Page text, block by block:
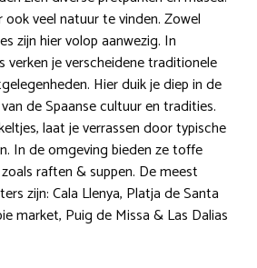
veel natuur te vinden. Zowel
zijn hier volop aanwezig. In
verken je verscheidene traditionele
Hier duik je diep in de
de Spaanse cultuur en tradities.
laat je verrassen door typische
In de omgeving bieden ze toffe
raften & suppen. De meest
zijn: Cala Llenya, Platja de Santa
market, Puig de Missa & Las Dalias